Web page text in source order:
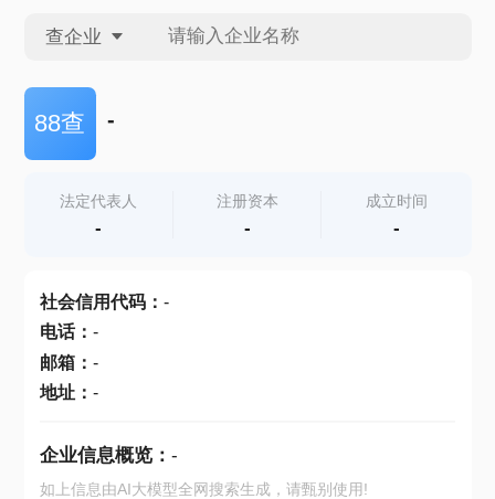
查企业
查企业
查产地
88查 -
法定代表人
-
注册资本
-
成立时间
-
社会信用代码： -
电话： -
邮箱： -
地址： -
企业信息概览： -
如上信息由AI大模型全网搜索生成，请甄别使用!